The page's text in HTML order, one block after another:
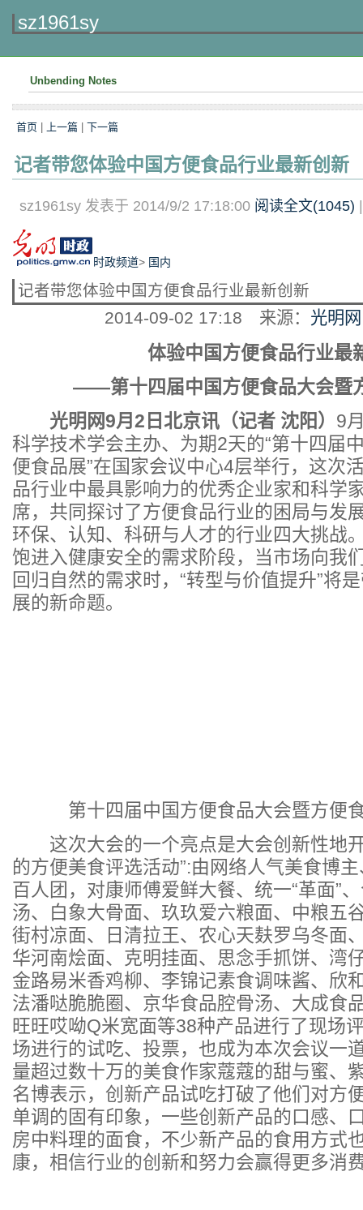
sz1961sy
Unbending Notes
首页 上一篇 下一篇
记者带您体验中国方便食品行业最新创新
sz1961sy 发表于 2014/9/2 17:18:00 阅读全文(1045)
时政频道> 国内
记者带您体验中国方便食品行业最新创新
2014-09-02 17:18 来源： 光明网
体验中国方便食品行业最
——第十四届中国方便食品大会暨
光明网9月2日北京讯（记者 沈阳） 9
科学技术学会主办、为期2天的“第十四届
便食品展”在国家会议中心4层举行，这次
品行业中最具影响力的优秀企业家和科学
席，共同探讨了方便食品行业的困局与发
环保、认知、科研与人才的行业四大挑战
饱进入健康安全的需求阶段，当市场向我
回归自然的需求时，“转型与价值提升”将
展的新命题。
第十四届中国方便食品大会暨方便
这次大会的一个亮点是大会创新性地开
的方便美食评选活动”:由网络人气美食博
百人团，对康师傅爱鲜大餐、统一“革面”
汤、白象大骨面、玖玖爱六粮面、中粮五
街村凉面、日清拉王、农心天麸罗乌冬面
华河南烩面、克明挂面、思念手抓饼、湾
金路易米香鸡柳、李锦记素食调味酱、欣
法潘哒脆脆圈、京华食品腔骨汤、大成食
旺旺哎呦Q米宽面等38种产品进行了现场
场进行的试吃、投票，也成为本次会议一
量超过数十万的美食作家蔻蔻的甜与蜜、
名博表示，创新产品试吃打破了他们对方
单调的固有印象，一些创新产品的口感、
房中料理的面食，不少新产品的食用方式
康，相信行业的创新和努力会赢得更多消